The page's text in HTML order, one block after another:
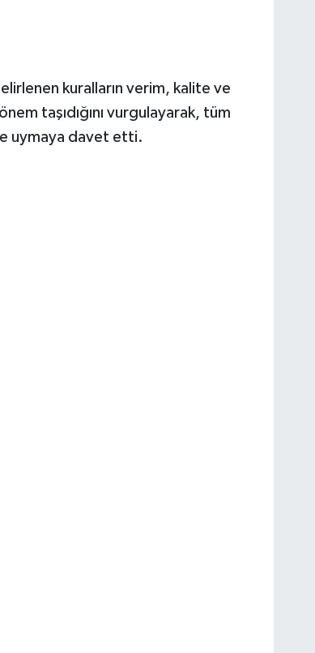
kuralların verim, kalite ve
taşıdığını vurgulayarak, tüm
uymaya davet etti.